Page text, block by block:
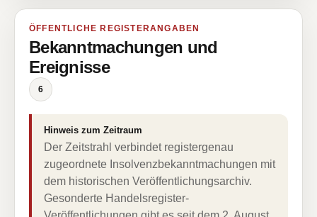
ÖFFENTLICHE REGISTERANGABEN
Bekanntmachungen und
Ereignisse
6
Hinweis zum Zeitraum
Der Zeitstrahl verbindet registergenau
zugeordnete Insolvenzbekanntmachungen mit
dem historischen Veröffentlichungsarchiv.
Gesonderte Handelsregister-